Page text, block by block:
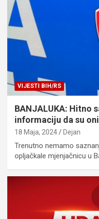
VIJESTI BIH/RS
BANJALUKA: Hitno
informaciju da su
18 Maja, 2024 Dejan
Trenutno nemamo
opljačkale mjenjačnicu u